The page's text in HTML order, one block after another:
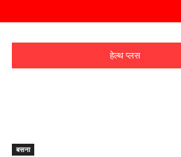
हेल्थ प्लस
बसना